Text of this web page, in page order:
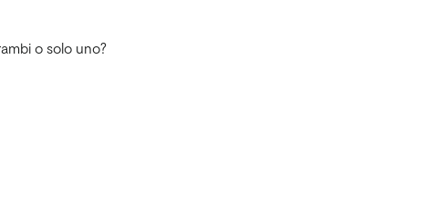
o solo uno?